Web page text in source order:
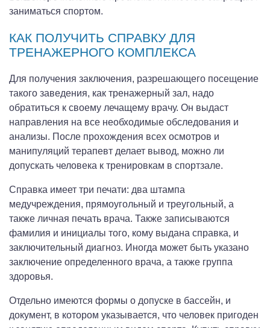
заниматься спортом.
КАК ПОЛУЧИТЬ СПРАВКУ ДЛЯ
ТРЕНАЖЕРНОГО КОМПЛЕКСА
Для получения заключения, разрешающего посещение
такого заведения, как тренажерный зал, надо
обратиться к своему лечащему врачу. Он выдаст
направления на все необходимые обследования и
анализы. После прохождения всех осмотров и
манипуляций терапевт делает вывод, можно ли
допускать человека к тренировкам в спортзале.
Справка имеет три печати: два штампа
медучреждения, прямоугольный и треугольный, а
также личная печать врача. Также записываются
фамилия и инициалы того, кому выдана справка, и
заключительный диагноз. Иногда может быть указано
заключение определенного врача, а также группа
здоровья.
Отдельно имеются формы о допуске в бассейн, и
документ, в котором указывается, что человек пригоден